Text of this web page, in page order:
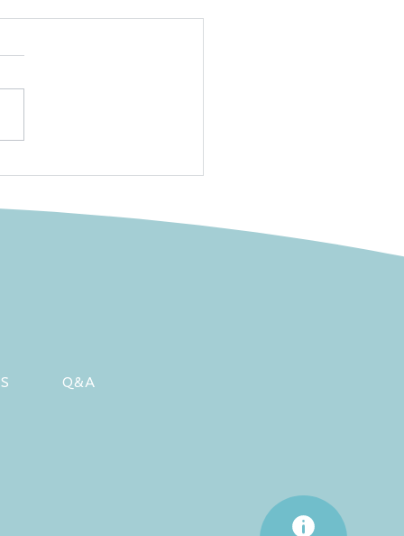
日本小児神経学会学
にブース出展しました
Q&A